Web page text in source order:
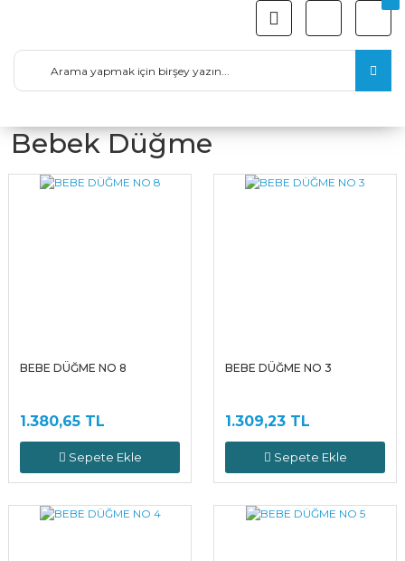
Bebek Düğme
BEBE DÜĞME NO 8
1.380,65 TL
Sepete Ekle
BEBE DÜĞME NO 3
1.309,23 TL
Sepete Ekle